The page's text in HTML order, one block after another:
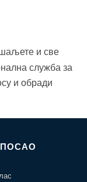
и све
служба за
и обради